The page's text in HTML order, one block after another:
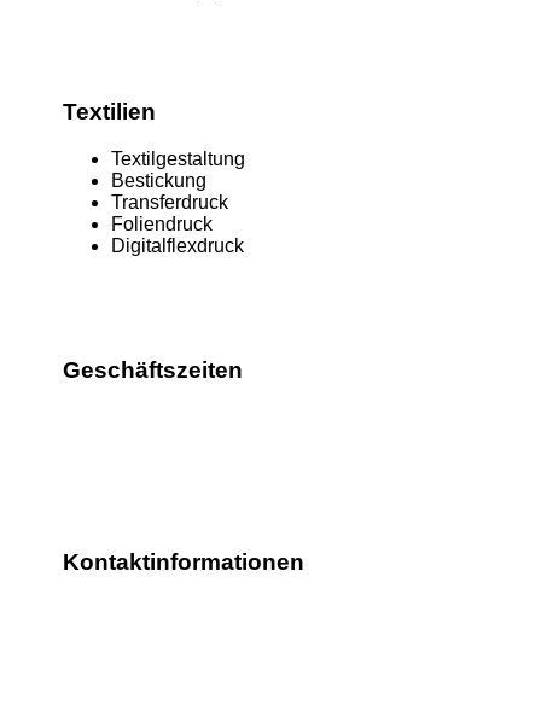
Textilien
Textilgestaltung
Bestickung
Transferdruck
Foliendruck
Digitalflexdruck
Geschäftszeiten
Kontaktinformationen